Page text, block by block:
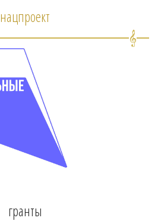
нацпроект
гранты